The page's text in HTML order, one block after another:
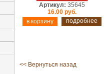
Артикул: 35645
16.00 руб.
подробнее
<< Вернуться назад